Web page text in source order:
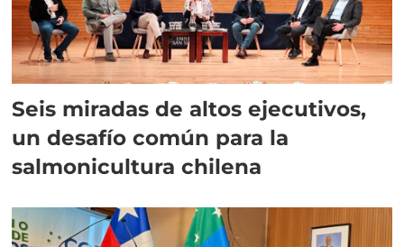
Seis miradas de altos ejecutivos,
un desafío común para la
salmonicultura chilena